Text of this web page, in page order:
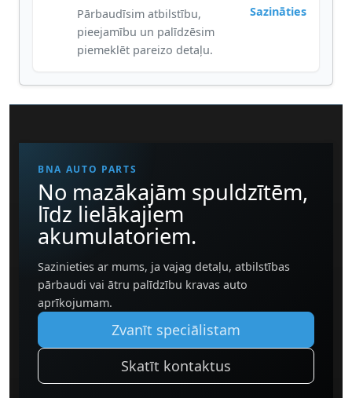
Pārbaudīsim atbilstību,
pieejamību un palīdzēsim
piemeklēt pareizo detaļu.
Sazināties
BNA AUTO PARTS
No mazākajām spuldzītēm,
līdz lielākajiem
akumulatoriem.
Sazinieties ar mums, ja vajag detaļu, atbilstības
pārbaudi vai ātru palīdzību kravas auto
aprīkojumam.
Zvanīt speciālistam
Skatīt kontaktus